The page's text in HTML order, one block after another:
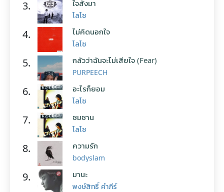
3. ใจสั่งมา
โลโซ
4. ไม่คิดนอกใจ
โลโซ
5. กลัวว่าฉันจะไม่เสียใจ (Fear)
PURPEECH
6. อะไรก็ยอม
โลโซ
7. ซมซาน
โลโซ
8. ความรัก
bodyslam
9. มานะ
พงษ์สิทธิ์ คำภีร์